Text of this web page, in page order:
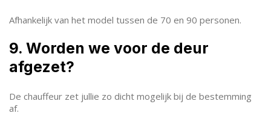
Afhankelijk van het model tussen de 70 en 90 personen.
9. Worden we voor de deur
afgezet?
De chauffeur zet jullie zo dicht mogelijk bij de bestemming
af.